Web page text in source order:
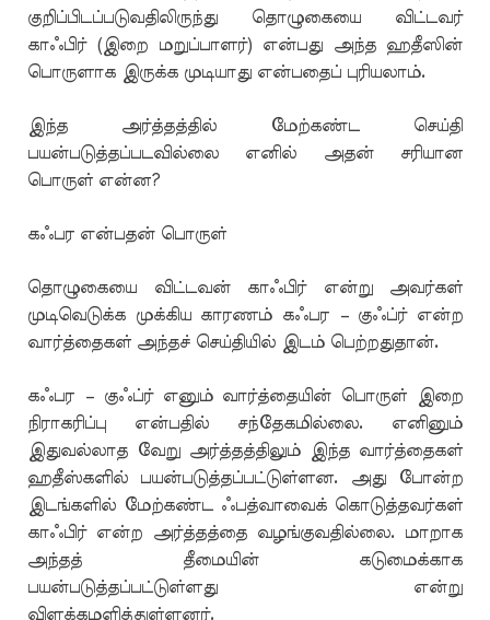
குறிப்பிடப்படுவதிலிருந்து தொழுகையை விட்டவர்
காஃபிர் (இறை மறுப்பாளர்) என்பது அந்த ஹதீஸின்
பொருளாக இருக்க முடியாது என்பதைப் புரியலாம்.
இந்த அர்த்தத்தில் மேற்கண்ட செய்தி
பயன்படுத்தப்படவில்லை எனில் அதன் சரியான
பொருள் என்ன?
கஃபர என்பதன் பொருள்
தொழுகையை விட்டவன் காஃபிர் என்று அவர்கள்
முடிவெடுக்க முக்கிய காரணம் கஃபர – குஃப்ர் என்ற
வார்த்தைகள் அந்தச் செய்தியில் இடம் பெற்றதுதான்.
கஃபர – குஃப்ர் எனும் வார்த்தையின் பொருள் இறை
நிராகரிப்பு என்பதில் சந்தேகமில்லை. எனினும்
இதுவல்லாத வேறு அர்த்தத்திலும் இந்த வார்த்தைகள்
ஹதீஸ்களில் பயன்படுத்தப்பட்டுள்ளன. அது போன்ற
இடங்களில் மேற்கண்ட ஃபத்வாவைக் கொடுத்தவர்கள்
காஃபிர் என்ற அர்த்தத்தை வழங்குவதில்லை. மாறாக
அந்தத் தீமையின் கடுமைக்காக
பயன்படுத்தப்பட்டுள்ளது என்று
விளக்கமளித்துள்ளனர்.